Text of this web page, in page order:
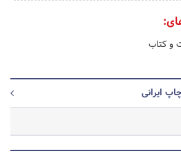
و کتاب
ایرانی